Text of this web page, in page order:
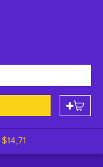
$14,71